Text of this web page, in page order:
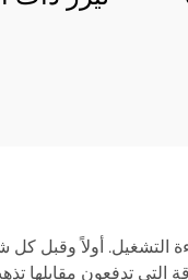
التشغيل. أولاً
مما يعني أن المزيد من